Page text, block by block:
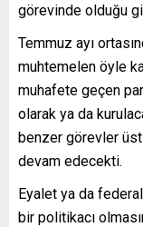
görevinde olduğu
Temmuz ayı
muhtemelen öyle
muhafete geçen
olarak ya da
benzer görevler
devam edecekti.
Eyalet ya da
bir politikacı